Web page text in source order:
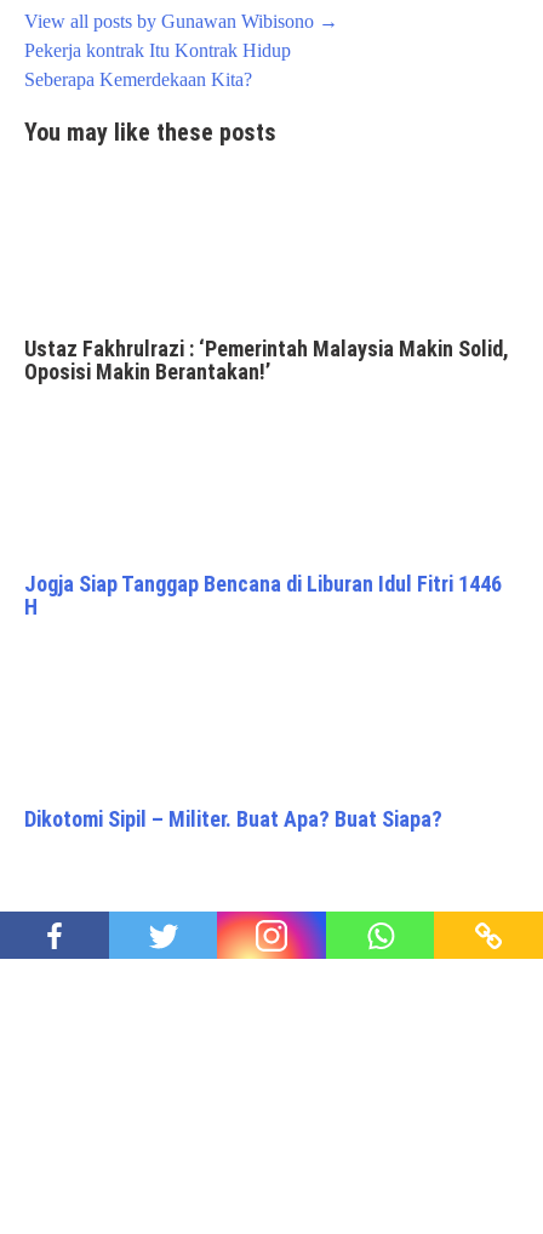
View all posts by Gunawan Wibisono →
Post
navigation
Pekerja kontrak Itu Kontrak Hidup
Seberapa Kemerdekaan Kita?
You may like these posts
Ustaz Fakhrulrazi : ‘Pemerintah Malaysia Makin Solid,
Oposisi Makin Berantakan!’
Jogja Siap Tanggap Bencana di Liburan Idul Fitri 1446
H
Dikotomi Sipil – Militer. Buat Apa? Buat Siapa?